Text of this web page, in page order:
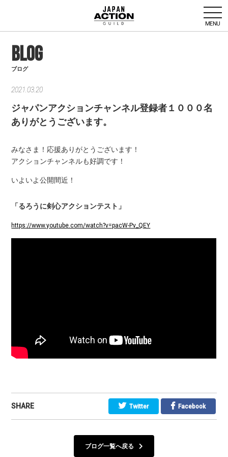
MENU
BLOG
ブログ
2021.03.20
ジャパンアクションチャンネル登録者１０００名
ありがとうございます。
みなさま！応援ありがとうございます！
アクションチャンネルも好調です！
いよいよ公開間近！
「るろうに剣心アクションテスト」
https://www.youtube.com/watch?v=pacW-Pv_QEY
SHARE Twitter Facebook
ブログ一覧へ戻る